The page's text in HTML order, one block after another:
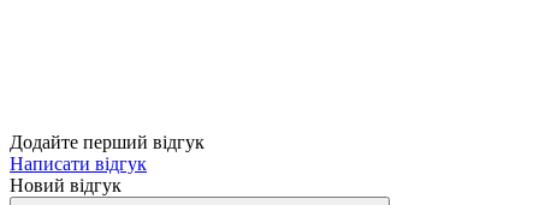
Додайте перший відгук
Написати відгук
Новий відгук